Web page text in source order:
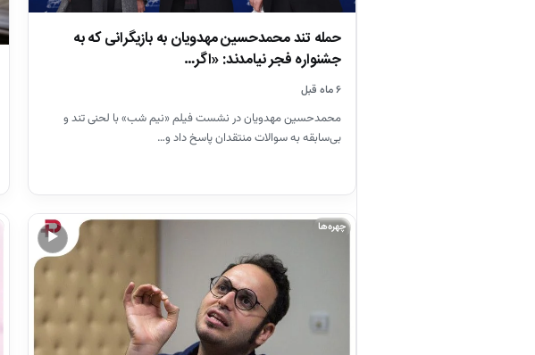
حمله تند محمدحسین مهدویان به بازیگرانی که به
جشنواره فجر نیامدند: «اگر…
۶ ماه قبل
محمدحسین مهدویان در نشست فیلم «نیم شب» با لحنی تند و
بی‌سابقه به سوالات منتقدان پاسخ داد و…
▶
چهره‌ها